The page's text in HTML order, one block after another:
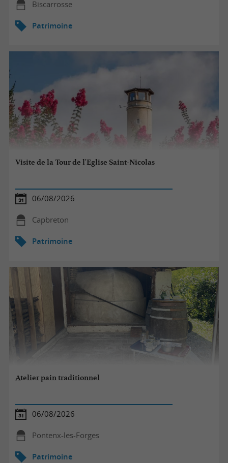
Biscarrosse
Patrimoine
Visite de la Tour de l'Eglise Saint-Nicolas
06/08/2026
Capbreton
Patrimoine
Atelier pain traditionnel
06/08/2026
Pontenx-les-Forges
Patrimoine